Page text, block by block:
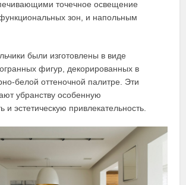
точечное освещение
зон, и напольным
были изготовлены в виде
фигур, декорированных в
белой оттеночной палитре. Эти
убранству особенную
и эстетическую привлекательность.